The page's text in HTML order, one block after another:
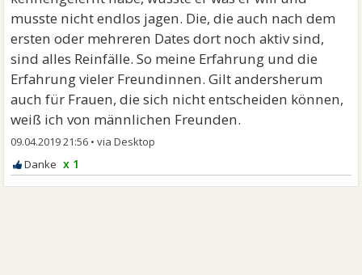
musste nicht endlos jagen. Die, die auch nach dem
ersten oder mehreren Dates dort noch aktiv sind,
sind alles Reinfälle. So meine Erfahrung und die
Erfahrung vieler Freundinnen. Gilt andersherum
auch für Frauen, die sich nicht entscheiden können,
weiß ich von männlichen Freunden.
09.04.2019 21:56 •
x 1